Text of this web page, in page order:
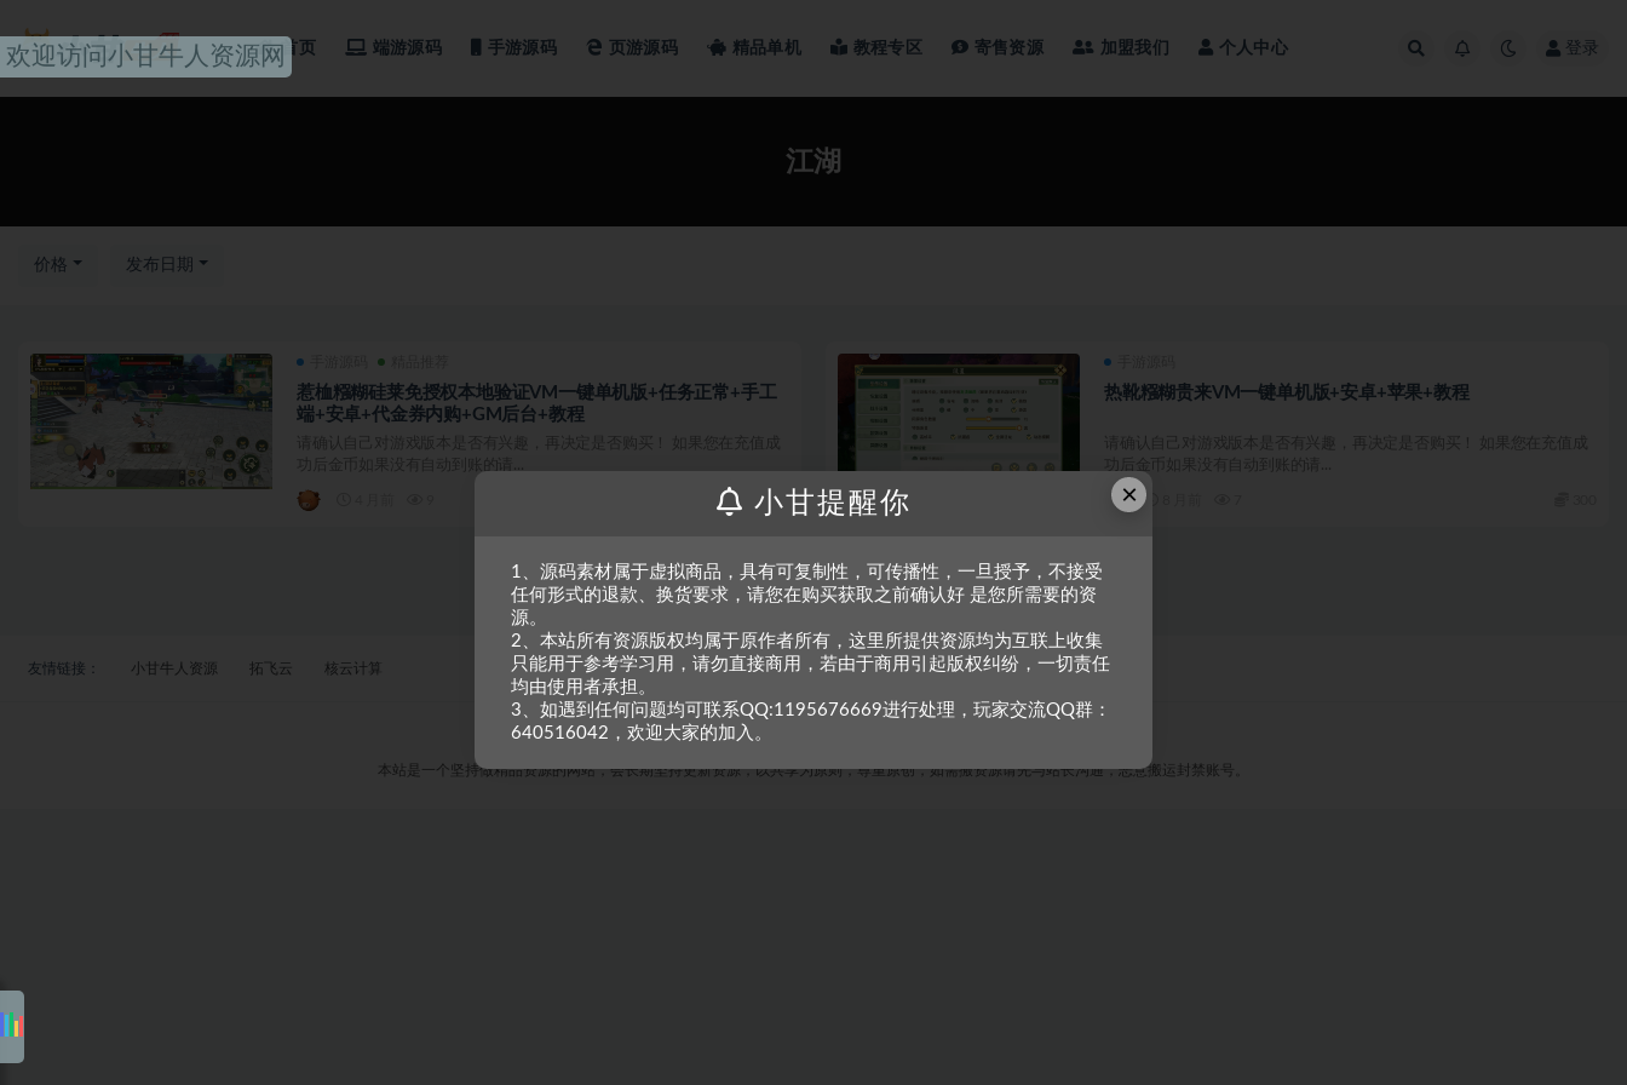
首页 端游源码 手游源码 页游源码 精品单机 教程专区 寄售资源 加盟我们 个人中心 登录
江湖
价格 发布日期
惹桖糨糊硅莱免授权本地验证VM一键单机版+任务正常+手工
端+安卓+代金券内购+GM后台+教程
请确认自己对游戏版本是否有兴趣，再决定是否购买！ 如果您在充值成
功后金币如果没有自动到账的请...
300
热靴糨糊贵来VM一键单机版+安卓+苹果+教程
请确认自己对游戏版本是否有兴趣，再决定是否购买！ 如果您在充值成
功后金币如果没有自动到账的请...
友情链接： 小甘牛人资源 拓飞云 核云计算
Copyright © 2023 小甘牛人资源网
本站是一个坚持做精品资源的网站，会长期坚持更新资源，以共享为原则，尊重原创，如需搬资源请先与站长沟通，恶意搬运封禁账号。
×
小甘提醒你
1、源码素材属于虚拟商品，具有可复制性，可传播性，一旦授予，不接受
任何形式的退款、换货要求，请您在购买获取之前确认好 是您所需要的资
源。
2、本站所有资源版权均属于原作者所有，这里所提供资源均为互联上收集
只能用于参考学习用，请勿直接商用，若由于商用引起版权纠纷，一切责任
均由使用者承担。
3、如遇到任何问题均可联系QQ:1195676669进行处理，玩家交流QQ群：
640516042，欢迎大家的加入。
欢迎访问小甘牛人资源网